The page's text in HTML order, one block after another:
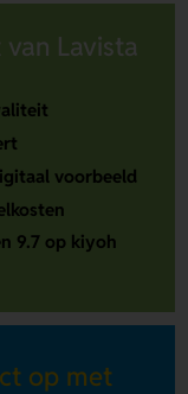
Lavista
voorbeeld
9.7 op kiyoh
op met